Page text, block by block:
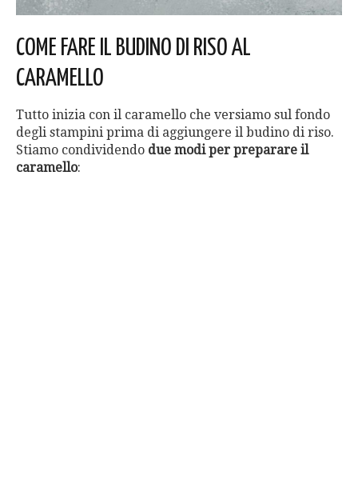
COME FARE IL BUDINO DI RISO AL
CARAMELLO
Tutto inizia con il caramello che versiamo sul fondo
degli stampini prima di aggiungere il budino di riso.
Stiamo condividendo due modi per preparare il
caramello: